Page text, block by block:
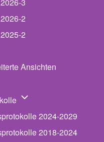
2
2
Ansichten
Unternavigation von
2024-2029
2018-2024